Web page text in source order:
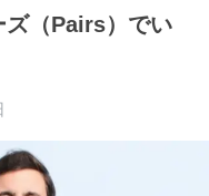
ズ（Pairs）でい